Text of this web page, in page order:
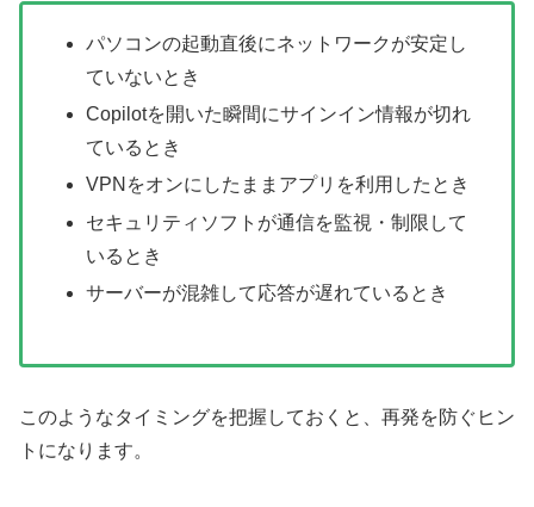
パソコンの起動直後にネットワークが安定し
ていないとき
Copilotを開いた瞬間にサインイン情報が切れ
ているとき
VPNをオンにしたままアプリを利用したとき
セキュリティソフトが通信を監視・制限して
いるとき
サーバーが混雑して応答が遅れているとき
このようなタイミングを把握しておくと、再発を防ぐヒン
トになります。